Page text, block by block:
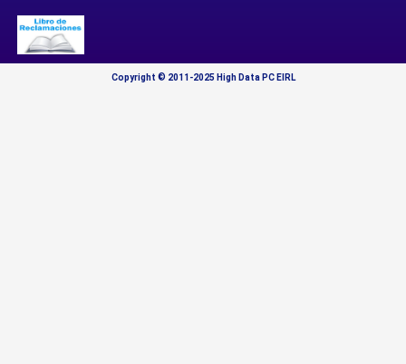
Copyright © 2011-2025 High Data PC EIRL